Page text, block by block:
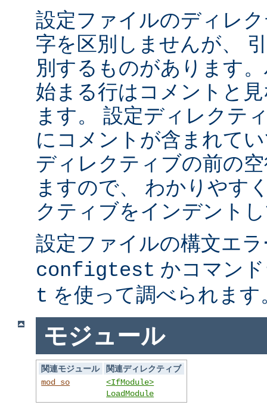
設定ファイルのディレ
字を区別しませんが、
別するものがあります
始まる行はコメントと
ます。 設定ディレクテ
にコメントが含まれて
ディレクティブの前の
ますので、 わかりやす
クティブをインデント
設定ファイルの構文エ
configtest かコマン
t を使って調べられます
モジュール
関連モジュール
関連ディレクティブ
mod_so
<IfModule>
LoadModule